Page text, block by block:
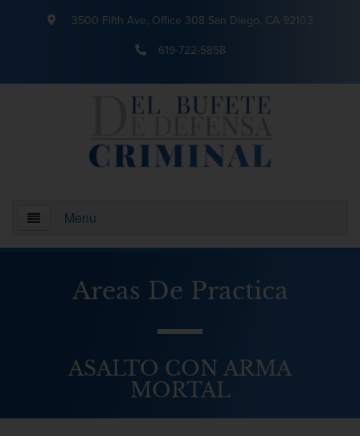
3500 Fifth Ave, Office 308 San Diego, CA 92103
619-722-5858
Menu
¿Quienes somos?
Abuso Infantil
Agresión Sexual
Areas De Practica
ASALTO CON ARMA
MORTAL